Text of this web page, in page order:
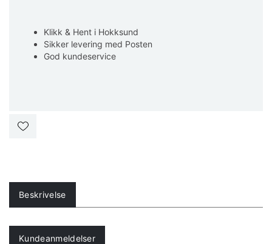
Klikk & Hent i Hokksund
Sikker levering med Posten
God kundeservice
Beskrivelse
Kundeanmeldelser